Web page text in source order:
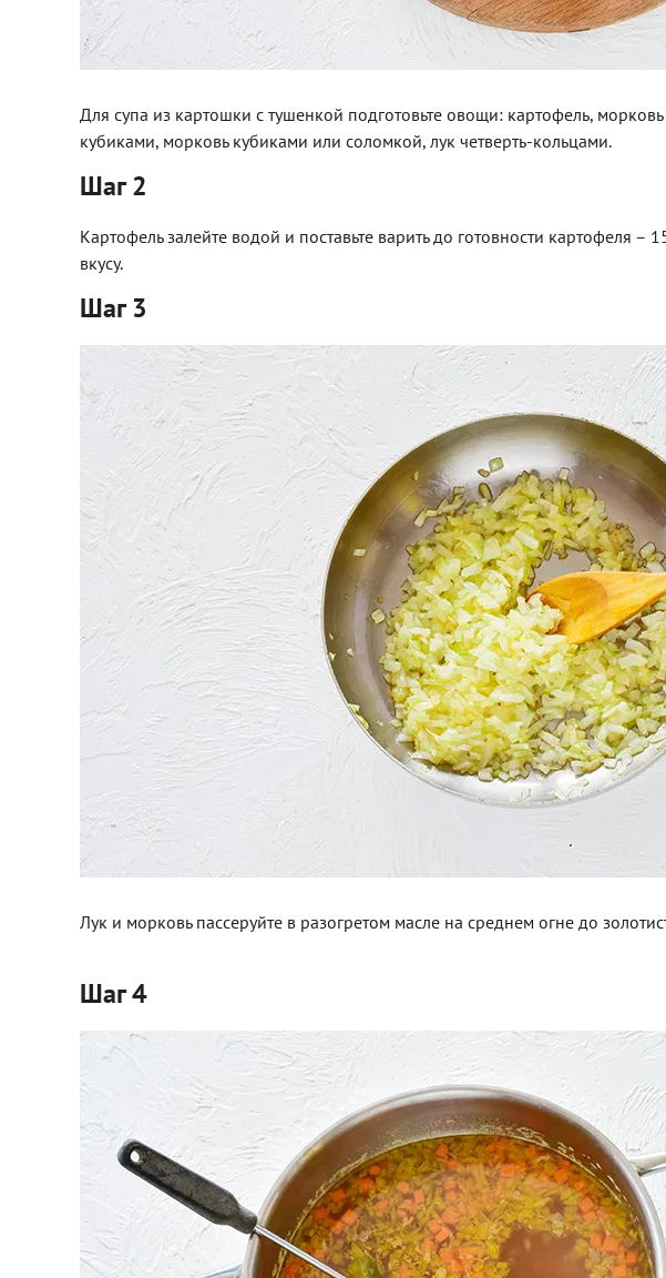
Для супа из картошки с тушенкой подготовьте овощи: картофель,
кубиками, морковь кубиками или соломкой, лук четверть-кольцами.
Шаг 2
Картофель залейте водой и поставьте варить до готовности картофеля –
вкусу.
Шаг 3
Лук и морковь пассеруйте в разогретом масле на среднем огне до
Шаг 4